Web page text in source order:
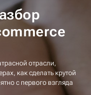
отрасли,
как сделать крутой
с первого взгляда